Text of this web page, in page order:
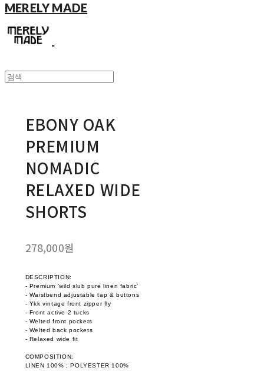
MERELY MADE
EBONY OAK
PREMIUM
NOMADIC
RELAXED WIDE
SHORTS
278,000원
DESCRIPTION:
- Premium ‘wild slub pure linen fabric’
- Waistbend adjustable tap & buttons
- Ykk vintage front zipper fly
- Front active 2 tucks
- Welted front pockets
- Welted back pockets
- Relaxed wide fit
COMPOSITION:
LINEN 100% ; POLYESTER 100%